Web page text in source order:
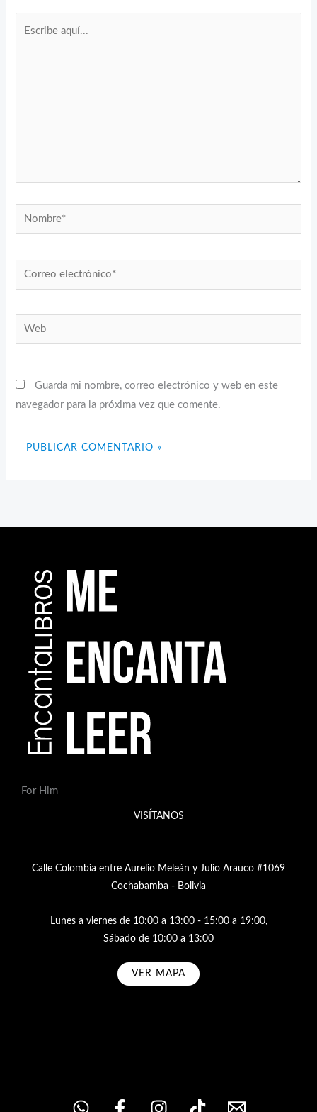
Nombre*
Correo
electrónico*
Web
Guarda mi nombre, correo electrónico y web en este
navegador para la próxima vez que comente.
For Him
VISÍTANOS
Calle Colombia entre Aurelio Meleán y Julio Arauco #1069
Cochabamba - Bolivia
Lunes a viernes de 10:00 a 13:00 - 15:00 a 19:00,
Sábado de 10:00 a 13:00
VER MAPA